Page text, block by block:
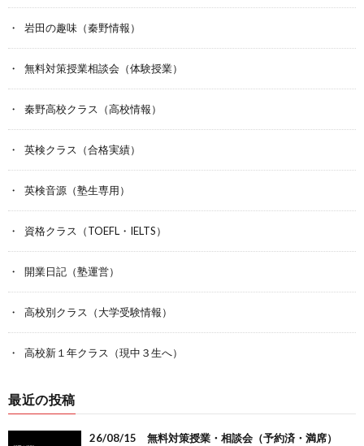
岩田の趣味（秦野情報）
無料対策授業相談会（体験授業）
秦野高校クラス（高校情報）
英検クラス（合格実績）
英検音源（塾生専用）
資格クラス（TOEFL・IELTS）
開業日記（塾運営）
高校別クラス（大学受験情報）
高校新１年クラス（現中３生へ）
最近の投稿
26/08/15 無料対策授業・相談会（予約済・満席）